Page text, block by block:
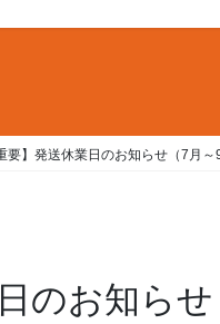
要】発送休業日のお知らせ（7月～9
のお知らせ